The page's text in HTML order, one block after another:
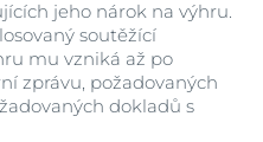
jeho nárok na výhru.
soutěžící
mu vzniká až po
zprávu, požadovaných
dokladů s